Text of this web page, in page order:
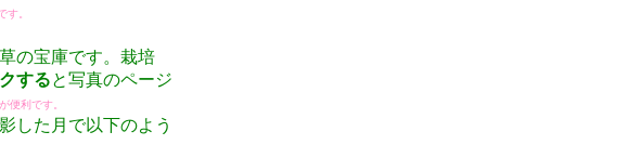
す。
の宝庫です。栽培
すると写真のページ
便利です。
した月で以下のよう